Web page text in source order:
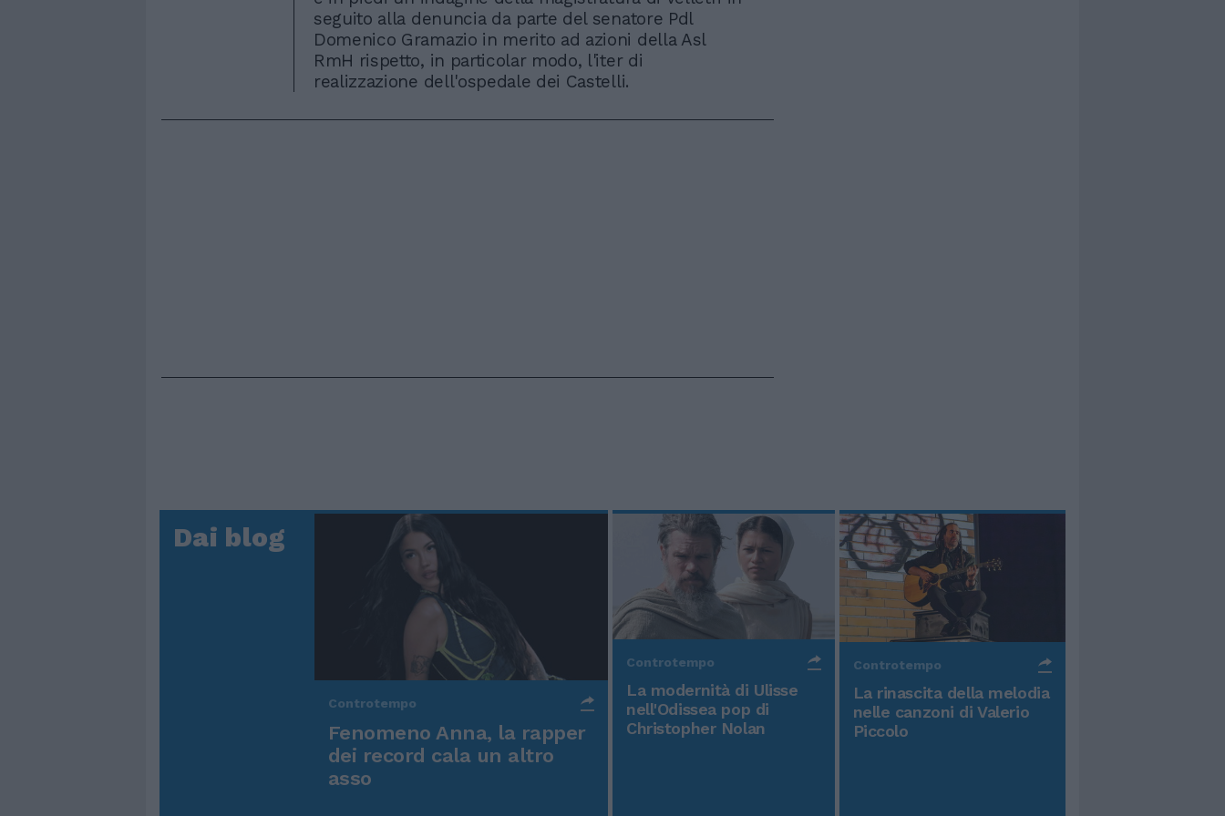
seguito alla denuncia da parte del senatore Pdl
Domenico Gramazio in merito ad azioni della Asl
RmH rispetto, in particolar modo, l'iter di
realizzazione dell'ospedale dei Castelli.
Dai blog
Controtempo
Fenomeno Anna, la rapper
dei record cala un altro
asso
Controtempo
La modernità di Ulisse
nell'Odissea pop di
Christopher Nolan
Controtempo
La rinascita della melodia
nelle canzoni di Valerio
Piccolo